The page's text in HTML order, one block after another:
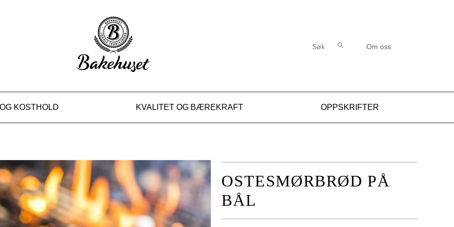
Søk etter:
Søk Om oss
KOSTHOLD KVALITET OG BÆREKRAFT OPPSKRIFTER
OSTESMØRBRØD PÅ
BÅL